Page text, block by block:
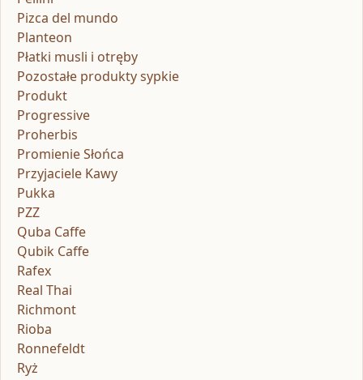
Pizca del mundo
Planteon
Płatki musli i otręby
Pozostałe produkty sypkie
Produkt
Progressive
Proherbis
Promienie Słońca
Przyjaciele Kawy
Pukka
PZZ
Quba Caffe
Qubik Caffe
Rafex
Real Thai
Richmont
Rioba
Ronnefeldt
Ryż